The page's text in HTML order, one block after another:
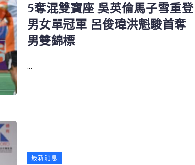
5奪混雙寶座 吳英倫馬子雪重登
男女單冠軍 呂俊瑋洪魁駿首奪
男雙錦標
...
最新消息